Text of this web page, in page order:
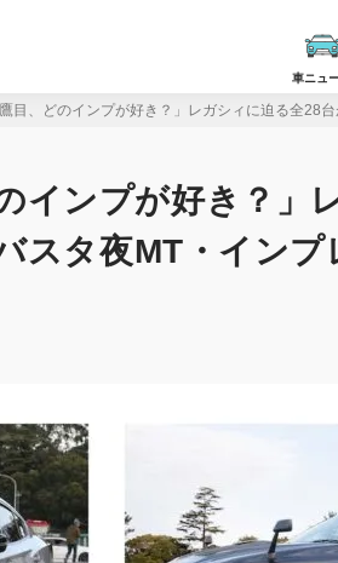
車ニュ
鷹目、どのインプが好き？」レガシィに迫る全28
インプが好き？」
スタ夜MT・インプ